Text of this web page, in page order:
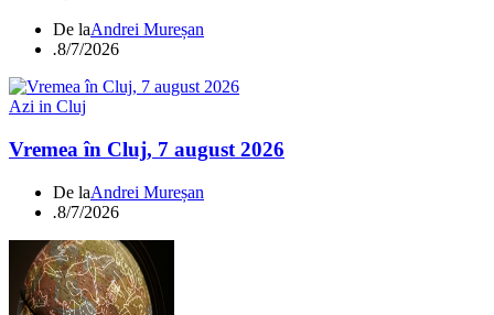
De laAndrei Mureșan
.8/7/2026
Azi in Cluj
Vremea în Cluj, 7 august 2026
De laAndrei Mureșan
.8/7/2026